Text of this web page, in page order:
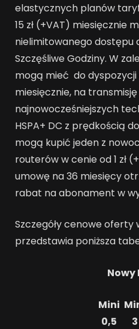
elastycznych planów
15 zł (+VAT) miesięcznie
nielimitowanego dostępu
Szczęśliwe Godziny. W
mogą mieć do dyspozycji
miesięcznie, na
najnowocześniejszych
HSPA+ DC z prędkością
mogą kupić jeden z
routerów w cenie od 1 zł
umowę na 36 miesięcy
rabat na abonament w
Szczegóły cenowe oferty
przedstawia poniższa
Nowy
Mini
0,5
3